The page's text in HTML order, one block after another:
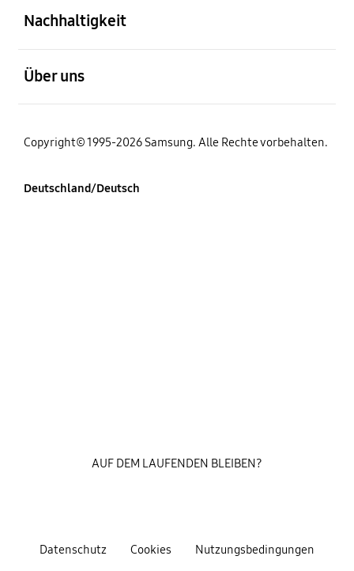
Nachhaltigkeit
Über uns
Copyright© 1995-2026 Samsung. Alle Rechte vorbehalten.
Deutschland/Deutsch
Datenschutz Cookies Nutzungsbedingungen
AUF DEM LAUFENDEN BLEIBEN?